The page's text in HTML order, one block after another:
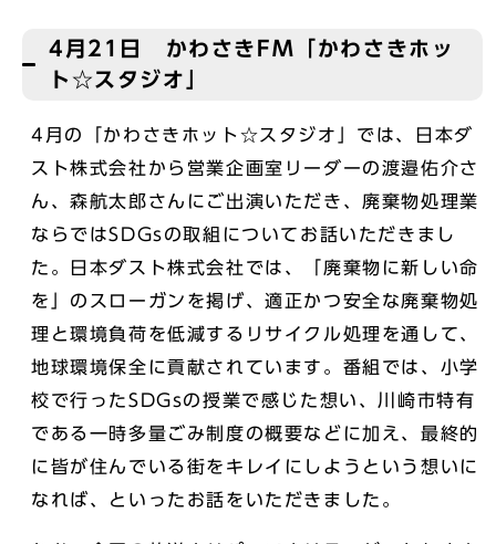
4月21日 かわさきFM「かわさきホッ
ト☆スタジオ」
4月の「かわさきホット☆スタジオ」では、日本ダ
スト株式会社から営業企画室リーダーの渡邉佑介さ
ん、森航太郎さんにご出演いただき、廃棄物処理業
ならではSDGsの取組についてお話いただきまし
た。日本ダスト株式会社では、「廃棄物に新しい命
を」のスローガンを掲げ、適正かつ安全な廃棄物処
理と環境負荷を低減するリサイクル処理を通して、
地球環境保全に貢献されています。番組では、小学
校で行ったSDGsの授業で感じた想い、川崎市特有
である一時多量ごみ制度の概要などに加え、最終的
に皆が住んでいる街をキレイにしようという想いに
なれば、といったお話をいただきました。